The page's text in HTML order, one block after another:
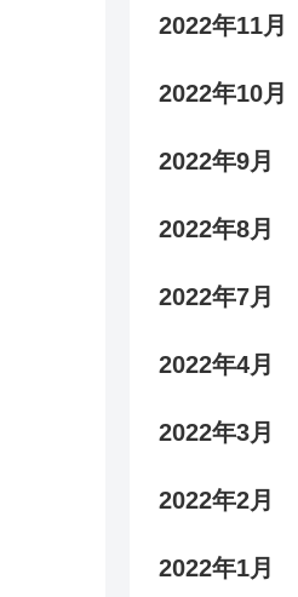
2022年11月
2022年10月
2022年9月
2022年8月
2022年7月
2022年4月
2022年3月
2022年2月
2022年1月